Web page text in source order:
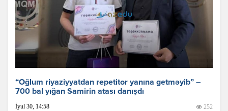
“Oğlum riyaziyyatdan repetitor yanına getməyib” –
700 bal yığan Samirin atası danışdı
İyul 30, 14:58 252